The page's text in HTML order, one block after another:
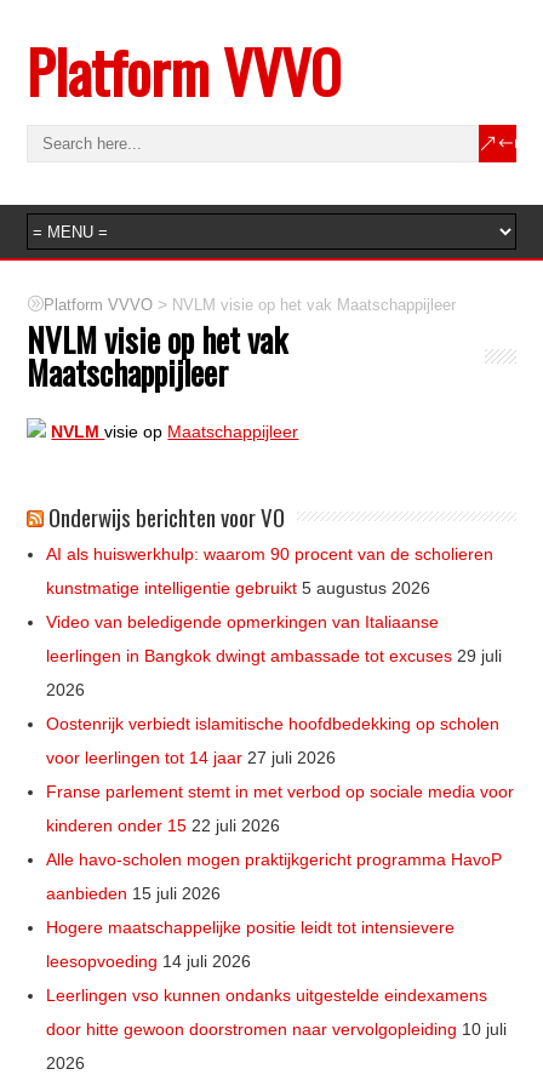
Platform VVVO
Platform VVVO > NVLM visie op het vak Maatschappijleer
NVLM visie op het vak
Maatschappijleer
NVLMvisie op Maatschappijleer
Onderwijs berichten voor VO
AI als huiswerkhulp: waarom 90 procent van de scholieren
kunstmatige intelligentie gebruikt 5 augustus 2026
Video van beledigende opmerkingen van Italiaanse
leerlingen in Bangkok dwingt ambassade tot excuses 29 juli
2026
Oostenrijk verbiedt islamitische hoofdbedekking op scholen
voor leerlingen tot 14 jaar 27 juli 2026
Franse parlement stemt in met verbod op sociale media voor
kinderen onder 15 22 juli 2026
Alle havo-scholen mogen praktijkgericht programma HavoP
aanbieden 15 juli 2026
Hogere maatschappelijke positie leidt tot intensievere
leesopvoeding 14 juli 2026
Leerlingen vso kunnen ondanks uitgestelde eindexamens
door hitte gewoon doorstromen naar vervolgopleiding 10 juli
2026